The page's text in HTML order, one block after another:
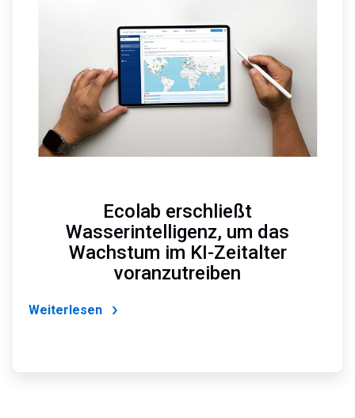
6
Ecolab erschließt
Wasserintelligenz, um das
Wachstum im KI-Zeitalter
voranzutreiben
Weiterlesen